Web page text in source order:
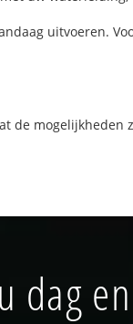
uitvoeren.
de mogelijkheden
dag